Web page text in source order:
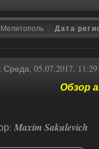
Мелитополь Дата
Среда, 05.07.2017,
Обзор
Maxim Sakulevich